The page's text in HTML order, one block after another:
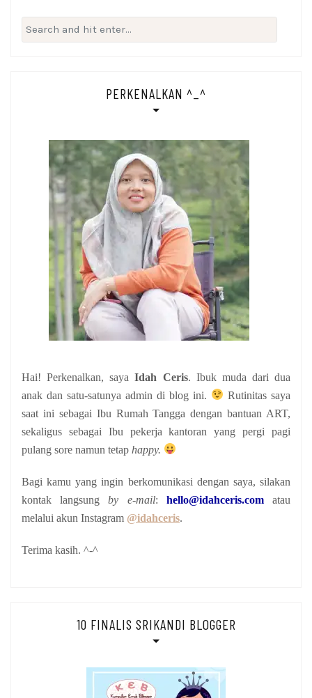
Search
for:
PERKENALKAN ^_^
Hai! Perkenalkan, sayaIdah Ceris. Ibuk muda dari dua
anak dan satu-satunya admin di blog ini.
Rutinitas saya
saat ini sebagai Ibu Rumah Tangga dengan bantuan ART,
sekaligus sebagai Ibu pekerja kantoran yang pergi pagi
pulang sore namun tetap happy.
Bagi kamu yang ingin berkomunikasi dengan saya, silakan
kontak langsungby e-mail: hello@idahceris.com
atau
melalui akun Instagram @idahceris.
Terima kasih. ^-^
10 FINALIS SRIKANDI BLOGGER